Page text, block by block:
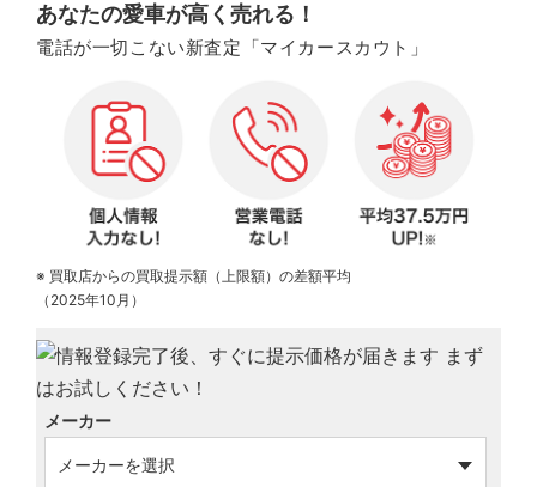
あなたの愛車が高く売れる！
電話が一切こない新査定「マイカースカウト」
※ 買取店からの買取提示額（上限額）の差額平均
（2025年10月）
メーカー